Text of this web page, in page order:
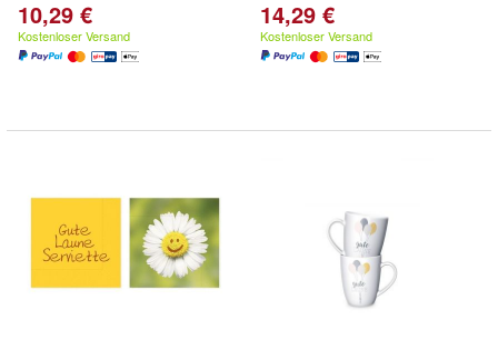
10,29 €
Kostenloser Versand
14,29 €
Kostenloser Versand